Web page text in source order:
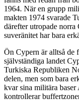
1964. När en grupp
makten 1974 svarade
därefter utropade norra
suveränitet har bara
Ön Cypern är alltså de
självständiga landet
Turkiska Republiken
delen, men som bara
kvar sina militära
kontrollerar